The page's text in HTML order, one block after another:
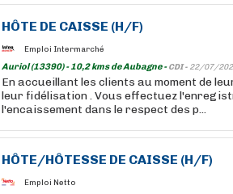
HÔTE DE CAISSE (H/F)
Emploi Intermarché
Auriol (13390) - 10,2 kms de Aubagne -CDI - 22/07/
En accueillant les clients au moment de
leur fidélisation . Vous effectuez
l'encaissement dans le respect des p...
HÔTE/HÔTESSE DE CAISSE (H/F)
Emploi Netto